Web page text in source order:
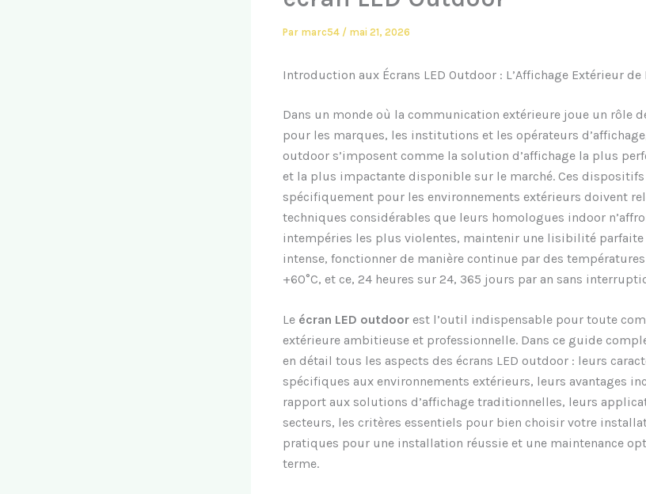
Par marc54 / mai 21, 2026
Introduction aux Écrans LED Outdoor : L’Affichage Extérieur
Dans un monde où la communication extérieure joue un rôle
pour les marques, les institutions et les opérateurs
outdoor s’imposent comme la solution d’affichage la plus
et la plus impactante disponible sur le marché. Ces dispositifs
spécifiquement pour les environnements extérieurs doivent
techniques considérables que leurs homologues indoor
intempéries les plus violentes, maintenir une lisibilité parfaite
intense, fonctionner de manière continue par des températures
+60°C, et ce, 24 heures sur 24, 365 jours par an sans
Le écran LED outdoor est l’outil indispensable pour toute
extérieure ambitieuse et professionnelle. Dans ce guide
en détail tous les aspects des écrans LED outdoor : leurs
spécifiques aux environnements extérieurs, leurs avantages
rapport aux solutions d’affichage traditionnelles, leurs
secteurs, les critères essentiels pour bien choisir votre
pratiques pour une installation réussie et une maintenance
terme.